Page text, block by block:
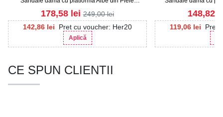
Ecologica Rolina
142,86 lei Pret cu voucher: Her20
Aplică
178,58 lei 249,00lei
Ecologica
119,06 lei Pret
148,82
CE SPUN CLIENTII